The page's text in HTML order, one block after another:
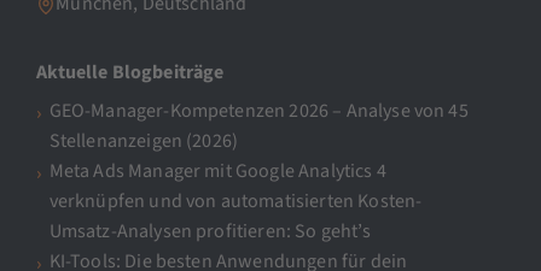
Aktuelle Blogbeiträge
GEO-Manager-Kompetenzen 2026 – Analyse von 45
Stellenanzeigen (2026)
Meta Ads Manager mit Google Analytics 4
verknüpfen und von automatisierten Kosten-
Umsatz-Analysen profitieren: So geht’s
KI-Tools: Die besten Anwendungen für dein